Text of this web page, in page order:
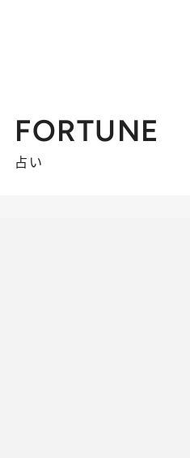
FORTUNE
占い